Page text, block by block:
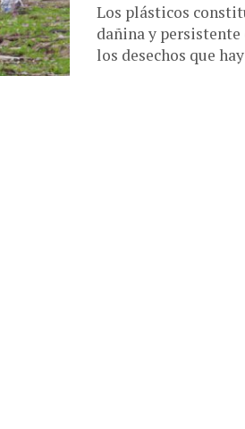
Los plásticos
dañina y persistente
los desechos que